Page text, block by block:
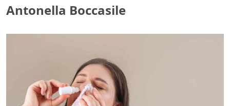
Antonella Boccasile